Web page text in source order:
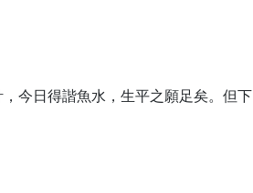
今日得諧魚水，生平之願足矣。但下